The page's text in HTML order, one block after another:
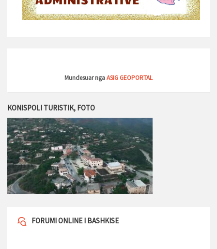
Mundesuar ngaASIG GEOPORTAL
KONISPOLI TURISTIK, FOTO
FORUMI ONLINE I BASHKISE